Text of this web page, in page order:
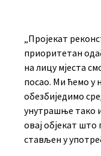
„Пројекат
приоритетан
на лицу мјеста
посао. Ми ћемо у
обезбиједимо
унутрашње тако
овај објекат
стављен у